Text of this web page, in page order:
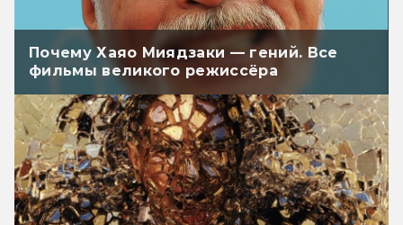
Почему Хаяо Миядзаки — гений. Все
фильмы великого режиссёра